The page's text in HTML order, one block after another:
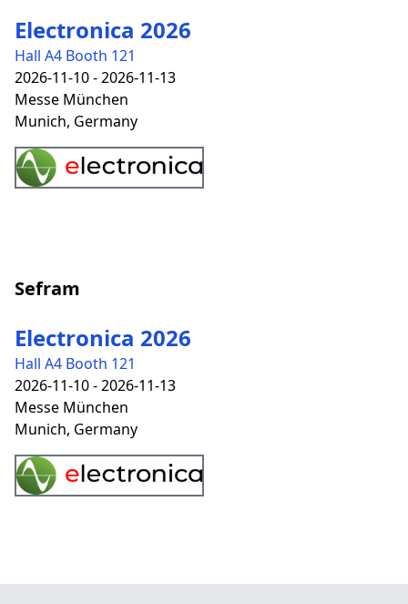
Electronica 2026
Hall A4 Booth 121
2026-11-10 - 2026-11-13
Messe München
Munich, Germany
Sefram
Electronica 2026
Hall A4 Booth 121
2026-11-10 - 2026-11-13
Messe München
Munich, Germany